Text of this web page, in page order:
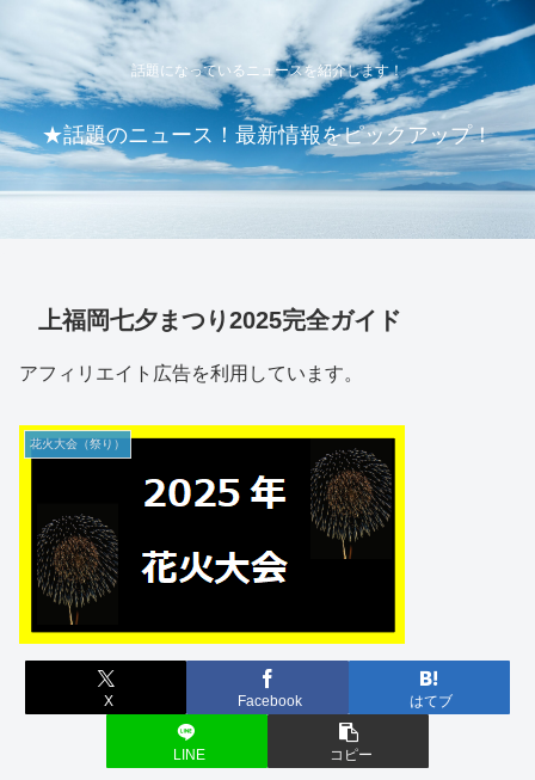
話題になっているニュースを紹介します！
★話題のニュース！最新情報をピックアップ！
上福岡七夕まつり2025完全ガイド
アフィリエイト広告を利用しています。
花火大会（祭り）
X Facebook はてブ
LINE コピー